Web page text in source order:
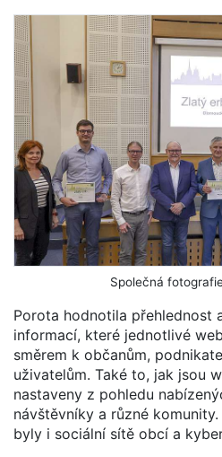
Společná
Porota hodnotila přehlednost
informací, které jednotlivé
směrem k občanům,
uživatelům. Také to, jak jsou
nastaveny z pohledu
návštěvníky a různé
byly i sociální sítě obcí a